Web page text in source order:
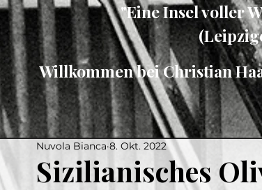
"Eine Insel voller
Willkommen bei Christian
Sizilianisches
Nuvola Bianca 8. Okt. 2022